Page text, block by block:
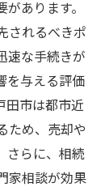
あります。
されるべきポ
速な手続きが
を与える評価
田市は都市近
ため、売却や
さらに、相続
家相談が効果